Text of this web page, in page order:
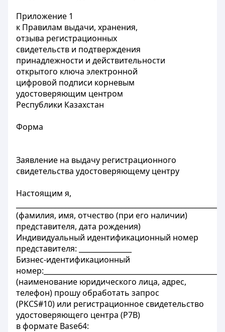
Приложение 1
к Правилам выдачи, хранения,
отзыва регистрационных
свидетельств и подтверждения
принадлежности и действительности
открытого ключа электронной
цифровой подписи корневым
удостоверяющим центром
Республики Казахстан
Форма
Заявление на выдачу регистрационного
свидетельства удостоверяющему центру
Настоящим я,
(фамилия, имя, отчество (при его наличии)
представителя, дата рождения)
Индивидуальный идентификационный номер
представителя: _______________
Бизнес-идентификационный
(наименование юридического лица, адрес,
телефон) прошу обработать запрос
(PKCS#10) или регистрационное свидетельство
удостоверяющего центра (P7B)
в формате Base64: